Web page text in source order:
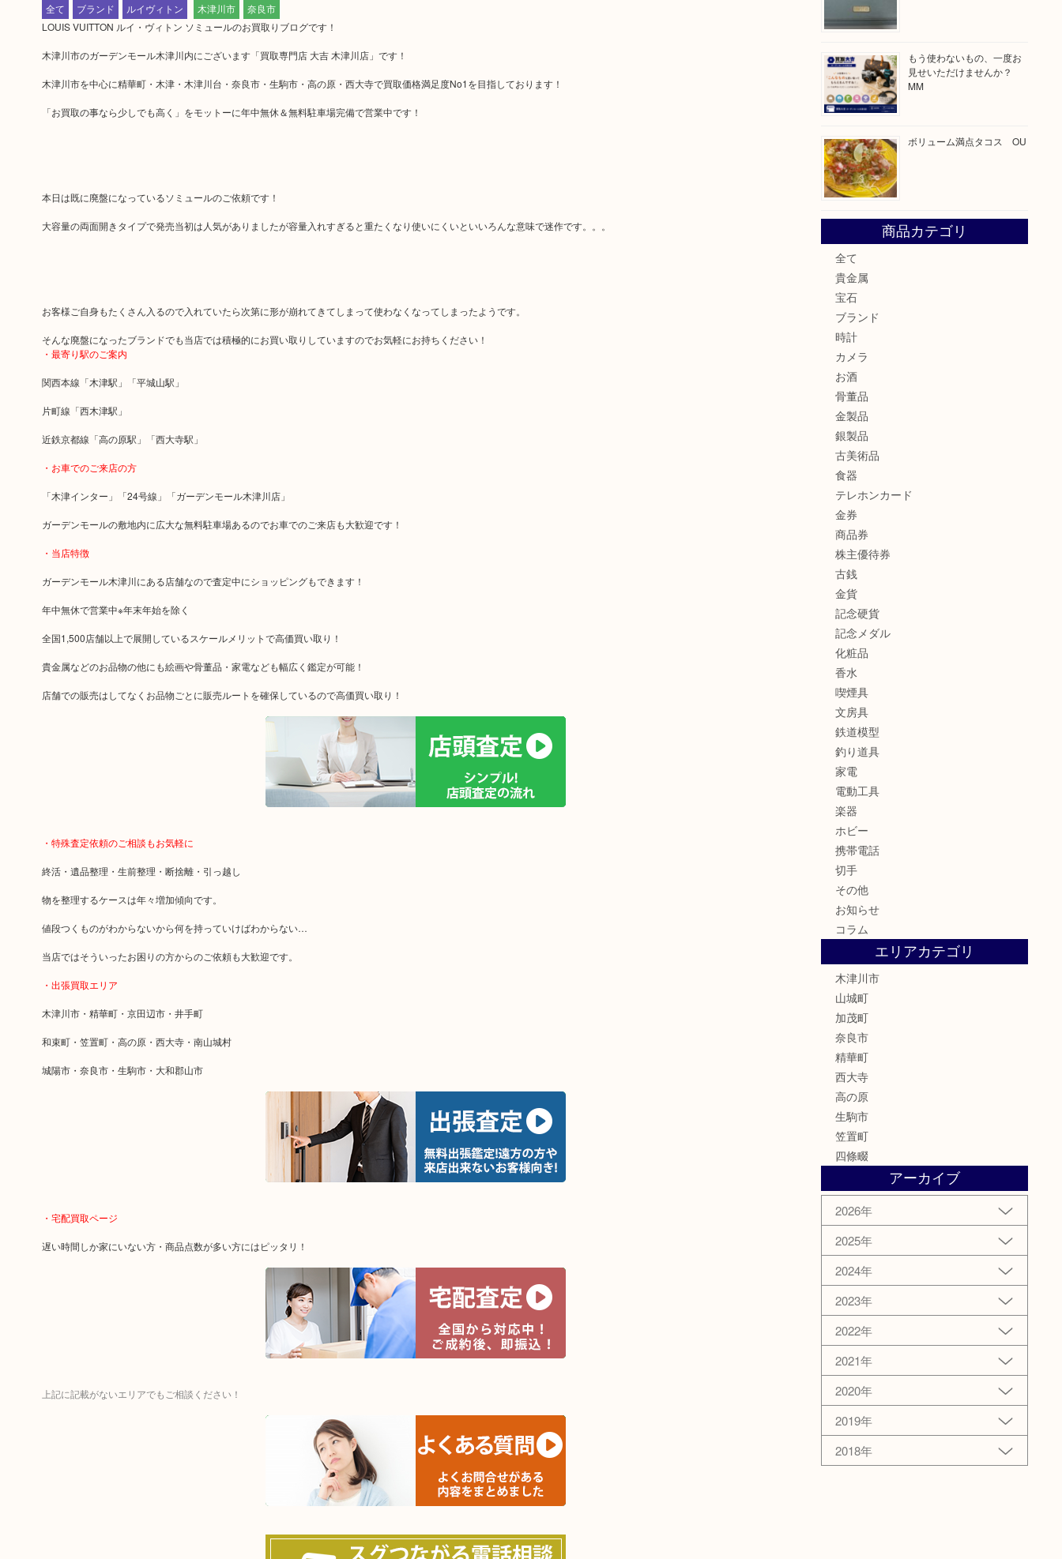
全て
ブランド ルイヴィトン 木津川市
奈良市
LOUIS VUITTON ルイ・ヴィトン ソミュールのお買取りブログです！
木津川市のガーデンモール木津川内にございます「買取専門店 大吉 木津川店」です！
木津川市を中心に精華町・木津・木津川台・奈良市・生駒市・高の原・西大寺で買取価格満足度No1を目指しております！
「お買取の事なら少しでも高く」をモットーに年中無休＆無料駐車場完備で営業中です！
本日は既に廃盤になっているソミュールのご依頼です！
大容量の両面開きタイプで発売当初は人気がありましたが容量入れすぎると重たくなり使いにくいといいろんな意味で迷作です。。。
お客様ご自身もたくさん入るので入れていたら次第に形が崩れてきてしまって使わなくなってしまったようです。
そんな廃盤になったブランドでも当店では積極的にお買い取りしていますのでお気軽にお持ちください！
・最寄り駅のご案内
関西本線「木津駅」「平城山駅」
片町線「西木津駅」
近鉄京都線「高の原駅」「西大寺駅」
・お車でのご来店の方
「木津インター」「24号線」「ガーデンモール木津川店」
ガーデンモールの敷地内に広大な無料駐車場あるのでお車でのご来店も大歓迎です！
・当店特徴
ガーデンモール木津川にある店舗なので査定中にショッピングもできます！
年中無休で営業中※年末年始を除く
全国1,500店舗以上で展開しているスケールメリットで高価買い取り！
貴金属などのお品物の他にも絵画や骨董品・家電なども幅広く鑑定が可能！
店舗での販売はしてなくお品物ごとに販売ルートを確保しているので高価買い取り！
・特殊査定依頼のご相談もお気軽に
終活・遺品整理・生前整理・断捨離・引っ越し
物を整理するケースは年々増加傾向です。
値段つくものがわからないから何を持っていけばわからない…
当店ではそういったお困りの方からのご依頼も大歓迎です。
・出張買取エリア
木津川市・精華町・京田辺市・井手町
和束町・笠置町・高の原・西大寺・南山城村
城陽市・奈良市・生駒市・大和郡山市
・宅配買取ページ
遅い時間しか家にいない方・商品点数が多い方にはピッタリ！
上記に記載がないエリアでもご相談ください！
もう使わないもの、一度お
見せいただけませんか？
MM
ボリューム満点タコス OU
商品カテゴリ
全て
貴金属
宝石
ブランド
時計
カメラ
お酒
骨董品
金製品
銀製品
古美術品
食器
テレホンカード
金券
商品券
株主優待券
古銭
金貨
記念硬貨
記念メダル
化粧品
香水
喫煙具
文房具
鉄道模型
釣り道具
家電
電動工具
楽器
ホビー
携帯電話
切手
その他
お知らせ
コラム
エリアカテゴリ
木津川市
山城町
加茂町
奈良市
精華町
西大寺
高の原
生駒市
笠置町
四條畷
アーカイブ
2026年
2025年
2024年
2023年
2022年
2021年
2020年
2019年
2018年